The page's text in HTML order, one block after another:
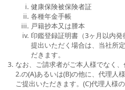
健康保険被保険者証
各種年金手帳
戸籍抄本又は謄本
印鑑登録証明書（3ヶ月以内
提出いただく場合は、当社所
だきます。
なお、ご請求者がご本人様でなく
2.の(A)あるいは(B)の他に、代理人
ご提出いただきます。(C)代理人様